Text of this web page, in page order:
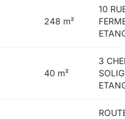
248 m²
10
40 m²
3